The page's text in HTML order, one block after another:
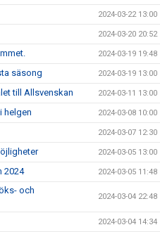
2024-03-22 13:00
2024-03-20 20:52
2024-03-19 19:48
säsong 2024-03-19 13:00
till Allsvenskan 2024-03-11 13:00
helgen 2024-03-08 10:00
2024-03-07 12:30
2024-03-05 13:00
2024 2024-03-05 11:48
och
2024-03-04 22:48
2024-03-04 14:34